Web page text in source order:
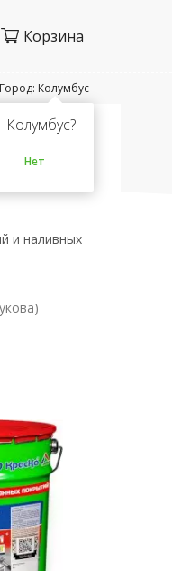
Корзина
Город: Колумбус
Нет
и наливных